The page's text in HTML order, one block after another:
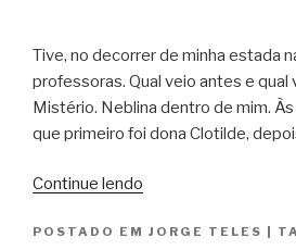
Tive, no decorrer de minha estada
professoras. Qual veio antes e qual
Mistério. Neblina dentro de mim.
que primeiro foi dona Clotilde,
Continue lendo
abutres
POSTADO EM JORGE TELES |